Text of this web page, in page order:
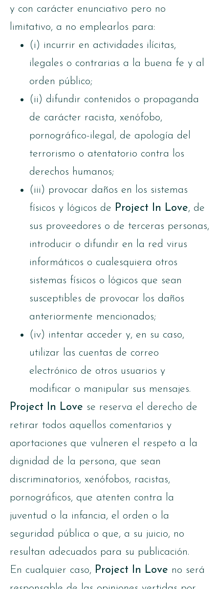
y con carácter enunciativo pero no
limitativo, a no emplearlos para:
(i) incurrir en actividades ilícitas,
ilegales o contrarias a la buena fe y al
orden público;
(ii) difundir contenidos o propaganda
de carácter racista, xenófobo,
pornográfico-ilegal, de apología del
terrorismo o atentatorio contra los
derechos humanos;
(iii) provocar daños en los sistemas
físicos y lógicos de Project In Love, de
sus proveedores o de terceras personas,
introducir o difundir en la red virus
informáticos o cualesquiera otros
sistemas físicos o lógicos que sean
susceptibles de provocar los daños
anteriormente mencionados;
(iv) intentar acceder y, en su caso,
utilizar las cuentas de correo
electrónico de otros usuarios y
modificar o manipular sus mensajes.
Project In Love se reserva el derecho de
retirar todos aquellos comentarios y
aportaciones que vulneren el respeto a la
dignidad de la persona, que sean
discriminatorios, xenófobos, racistas,
pornográficos, que atenten contra la
juventud o la infancia, el orden o la
seguridad pública o que, a su juicio, no
resultan adecuados para su publicación.
En cualquier caso, Project In Love no será